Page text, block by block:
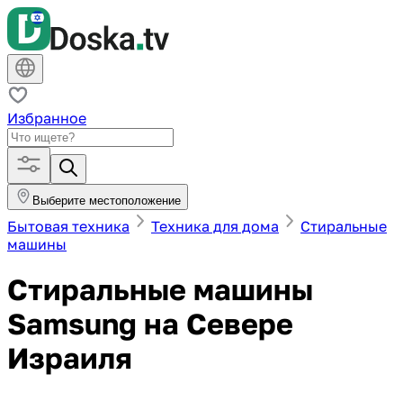
Избранное
Выберите местоположение
Бытовая техника Техника для дома
Стиральные
машины
Стиральные машины
Samsung на Севере
Израиля